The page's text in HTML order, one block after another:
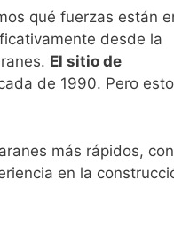
qué fuerzas están
desde la
El sitio de
de 1990. Pero
más rápidos, con
en la